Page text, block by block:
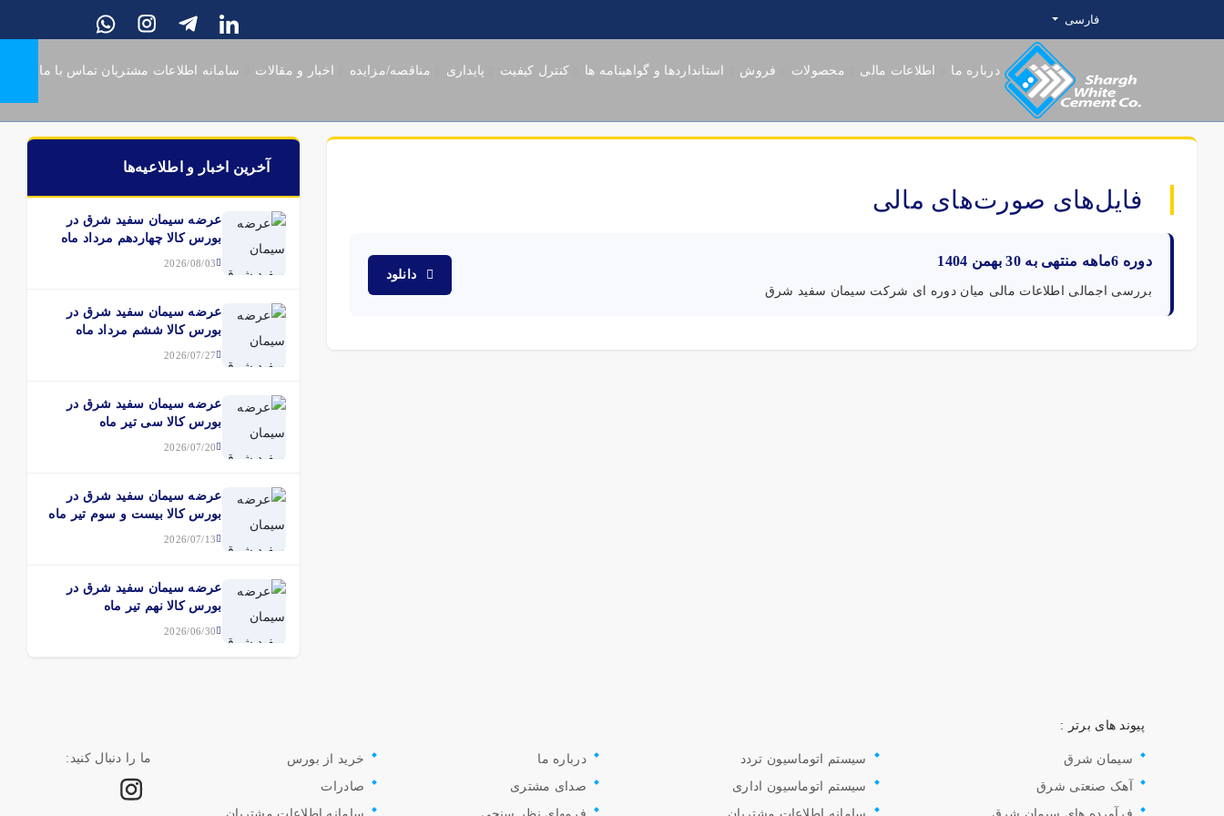
فارسی
درباره ما اطلاعات مالی محصولات فروش استانداردها و گواهینامه ها کنترل کیفیت پایداری مناقصه/مزایده اخبار و مقالات سامانه اطلاعات مشتریان تماس با ما
فایل‌های صورت‌های مالی
دوره 6ماهه منتهی به 30 بهمن 1404
بررسی اجمالی اطلاعات مالی میان دوره ای شرکت سیمان سفید شرق
دانلود
آخرین اخبار و اطلاعیه‌ها
عرضه سیمان سفید شرق در
بورس کالا چهاردهم مرداد ماه
2026/08/03
عرضه سیمان سفید شرق در
بورس کالا ششم مرداد ماه
2026/07/27
عرضه سیمان سفید شرق در
بورس کالا سی تیر ماه
2026/07/20
عرضه سیمان سفید شرق در
بورس کالا بیست و سوم تیر ماه
2026/07/13
عرضه سیمان سفید شرق در
بورس کالا نهم تیر ماه
2026/06/30
پیوند های برتر :
سیمان شرق
آهک صنعتی شرق
سیستم اتوماسیون تردد
سیستم اتوماسیون اداری
درباره ما
صدای مشتری
خرید از بورس
صادرات
ما را دنبال کنید: